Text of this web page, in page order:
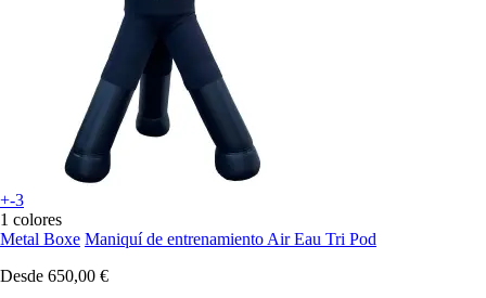
+-3
1 colores
Metal Boxe Maniquí de entrenamiento Air Eau Tri Pod
Desde 650,00 €